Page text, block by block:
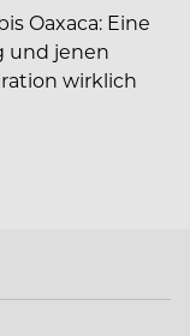
Oaxaca: Eine
und jenen
wirklich